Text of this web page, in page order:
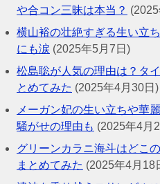
や合コン三昧は本当？
横山裕の壮絶すぎる生い立
にも涙 (2025年5月7日)
松島聡が人気の理由は？タ
とめてみた (2025年4月30日)
メーガン妃の生い立ちや華
騒がせの理由も (2025年4月
グリーンカラニ海斗はどこ
まとめてみた (2025年4月18